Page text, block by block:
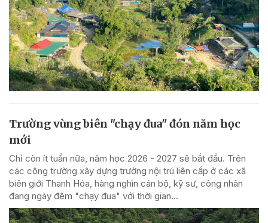
Trường vùng biên "chạy đua" đón năm học
mới
Chỉ còn ít tuần nữa, năm học 2026 - 2027 sẽ bắt đầu. Trên
các công trường xây dựng trường nội trú liên cấp ở các xã
biên giới Thanh Hóa, hàng nghìn cán bộ, kỹ sư, công nhân
đang ngày đêm "chạy đua" với thời gian...